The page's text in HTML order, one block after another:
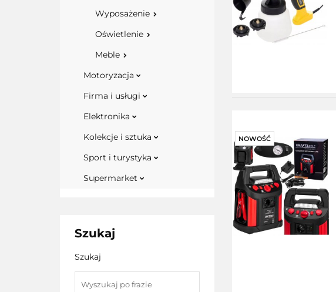
Wyposażenie
Oświetlenie
Meble
Motoryzacja
Firma i usługi
Elektronika
Kolekcje i sztuka
Sport i turystyka
Supermarket
Szukaj
Szukaj
NOWOŚĆ